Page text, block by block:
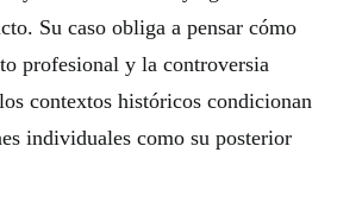
Su caso obliga a pensar cómo
profesional y la controversia
contextos históricos condicionan
individuales como su posterior